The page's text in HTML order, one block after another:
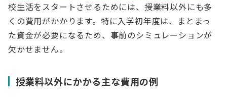
校生活をスタートさせるためには、授業料以外にも多
くの費用がかかります。特に入学初年度は、まとまっ
た資金が必要になるため、事前のシミュレーションが
欠かせません。
授業料以外にかかる主な費用の例